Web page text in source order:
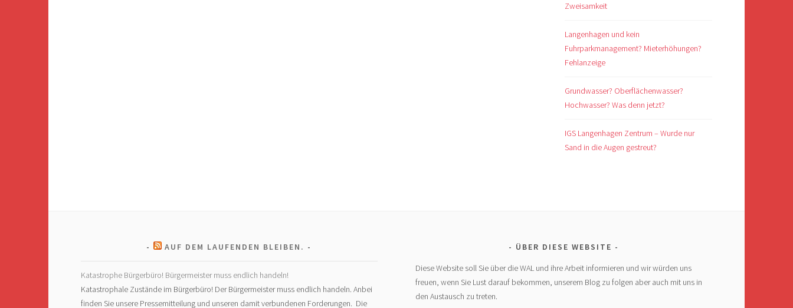
Zweisamkeit
Langenhagen und kein
Fuhrparkmanagement? Mieterhöhungen?
Fehlanzeige
Grundwasser? Oberflächenwasser?
Hochwasser? Was denn jetzt?
IGS Langenhagen Zentrum – Wurde nur
Sand in die Augen gestreut?
AUF DEM LAUFENDEN BLEIBEN.
Katastrophe Bürgerbüro! Bürgermeister muss endlich handeln!
Katastrophale Zustände im Bürgerbüro! Der Bürgermeister muss endlich handeln. Anbei
finden Sie unsere Pressemitteilung und unseren damit verbundenen Forderungen. Die
ÜBER DIESE WEBSITE
Diese Website soll Sie über die WAL und ihre Arbeit informieren und wir würden uns
freuen, wenn Sie Lust darauf bekommen, unserem Blog zu folgen aber auch mit uns in
den Austausch zu treten.